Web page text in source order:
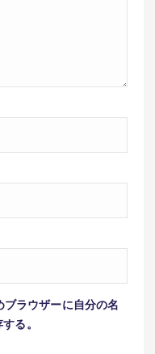
ラウザーに自分の名
る。